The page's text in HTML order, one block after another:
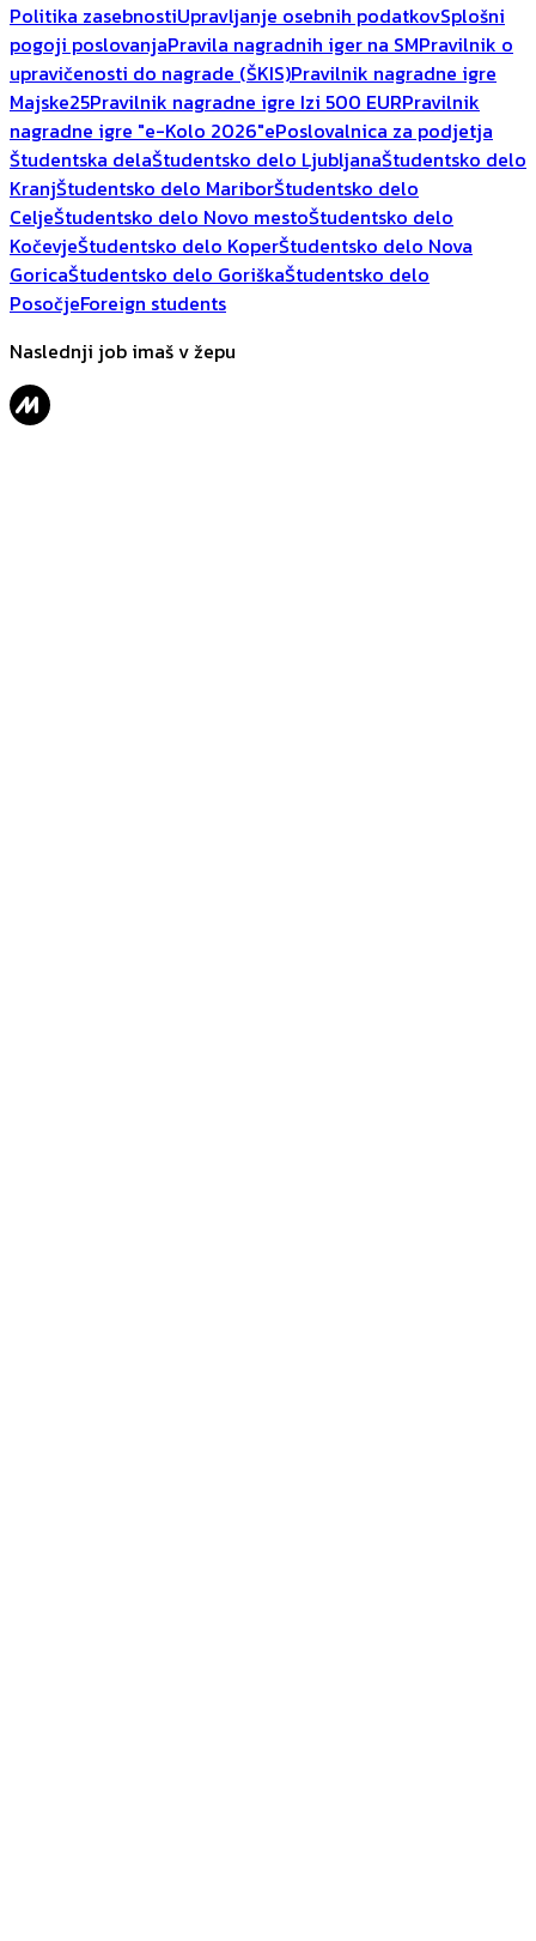
Politika zasebnostiUpravljanje osebnih podatkovSplošni
pogoji poslovanjaPravila nagradnih iger na SMPravilnik o
upravičenosti do nagrade (ŠKIS)Pravilnik nagradne igre
Majske25Pravilnik nagradne igre Izi 500 EURPravilnik
nagradne igre "e-Kolo 2026"ePoslovalnica za podjetja
Študentska delaŠtudentsko delo LjubljanaŠtudentsko delo
KranjŠtudentsko delo MariborŠtudentsko delo
CeljeŠtudentsko delo Novo mestoŠtudentsko delo
KočevjeŠtudentsko delo KoperŠtudentsko delo Nova
GoricaŠtudentsko delo GoriškaŠtudentsko delo
PosočjeForeign students
Naslednji job imaš v žepu